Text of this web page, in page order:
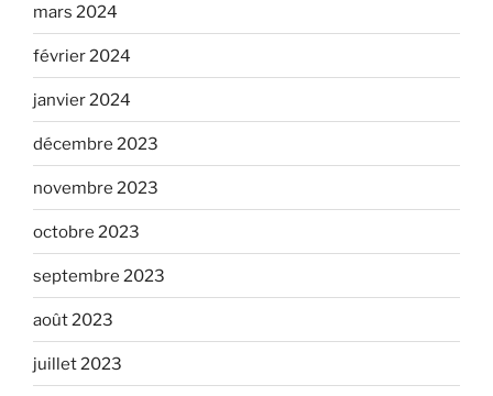
mars 2024
février 2024
janvier 2024
décembre 2023
novembre 2023
octobre 2023
septembre 2023
août 2023
juillet 2023